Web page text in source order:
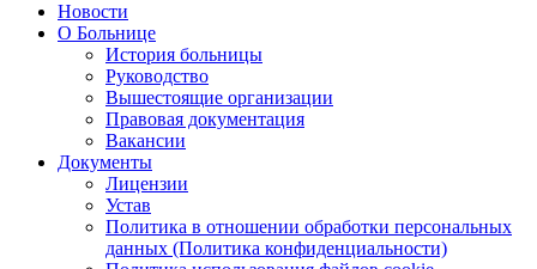
Новости
О Больнице
История больницы
Руководство
Вышестоящие организации
Правовая документация
Вакансии
Документы
Лицензии
Устав
Политика в отношении обработки персональных
данных (Политика конфиденциальности)